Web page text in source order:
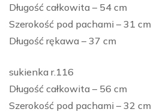
Długość całkowita – 54 cm
Szerokość pod pachami – 31 cm
Długość rękawa – 37 cm
sukienka r.116
Długość całkowita – 56 cm
Szerokość pod pachami – 32 cm